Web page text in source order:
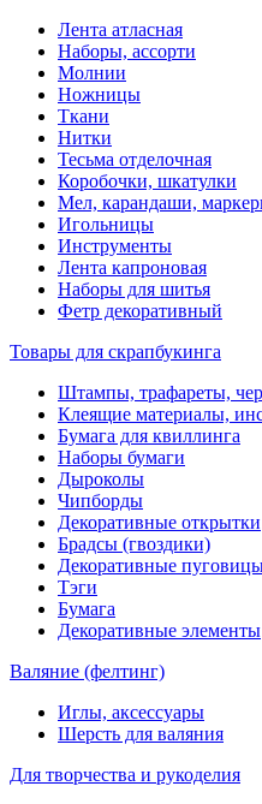
Лента атласная
Наборы, ассорти
Молнии
Ножницы
Ткани
Нитки
Тесьма отделочная
Коробочки, шкатулки
Мел, карандаши,
Игольницы
Инструменты
Лента капроновая
Наборы для шитья
Фетр декоративный
Товары для скрапбукинга
Штампы, трафареты,
Клеящие материалы,
Бумага для квиллинга
Наборы бумаги
Дыроколы
Чипборды
Декоративные открытки
Брадсы (гвоздики)
Декоративные
Тэги
Бумага
Декоративные элементы
Валяние (фелтинг)
Иглы, аксессуары
Шерсть для валяния
Для творчества и рукоделия